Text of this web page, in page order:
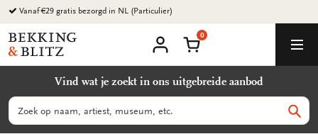
Ga
naar
content
Vanaf €29 gratis bezorgd in NL (Particulier)
Bekking
&
B.V.
account
Winkelmand
0
Vind wat je zoekt in ons uitgebreide aanbod
Zoeken